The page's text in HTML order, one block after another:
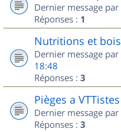
Dernier message par
Réponses : 1
Nutritions et
Dernier message par
18:48
Réponses : 3
Pièges a VTTistes
Dernier message par
Réponses : 3